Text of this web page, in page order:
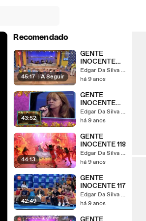
Recomendado
45:17 | A Seguir
GENTE
INOCENTE
120
Edgar Da Silva Strzykalski
há 9 anos
43:52
GENTE
INOCENTE
119
Edgar Da Silva Strzykalski
há 9 anos
44:13
GENTE
INOCENTE 118
Edgar Da Silva Strzykalski
há 9 anos
42:49
GENTE
INOCENTE 117
Edgar Da Silva Strzykalski
há 9 anos